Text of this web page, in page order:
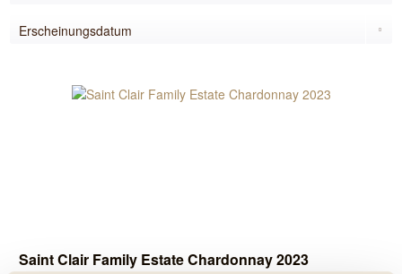
Saint Clair Family Estate Chardonnay 2023